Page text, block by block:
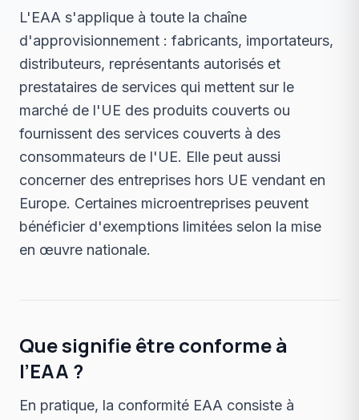
L'EAA s'applique à toute la chaîne
d'approvisionnement : fabricants, importateurs,
distributeurs, représentants autorisés et
prestataires de services qui mettent sur le
marché de l'UE des produits couverts ou
fournissent des services couverts à des
consommateurs de l'UE. Elle peut aussi
concerner des entreprises hors UE vendant en
Europe. Certaines microentreprises peuvent
bénéficier d'exemptions limitées selon la mise
en œuvre nationale.
Que signifie être conforme à
l’EAA ?
En pratique, la conformité EAA consiste à